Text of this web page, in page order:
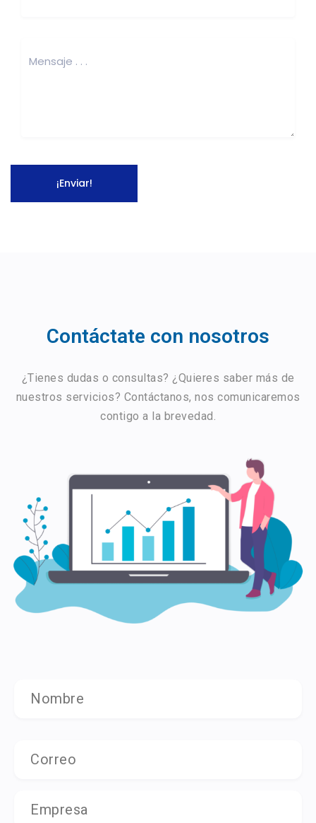
Contáctate con nosotros
¿Tienes dudas o consultas? ¿Quieres saber más de
nuestros servicios? Contáctanos, nos comunicaremos
contigo a la brevedad.